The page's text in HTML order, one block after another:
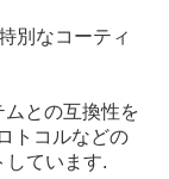
別なコーティ
ムとの互換性を
トコルなどの
しています.